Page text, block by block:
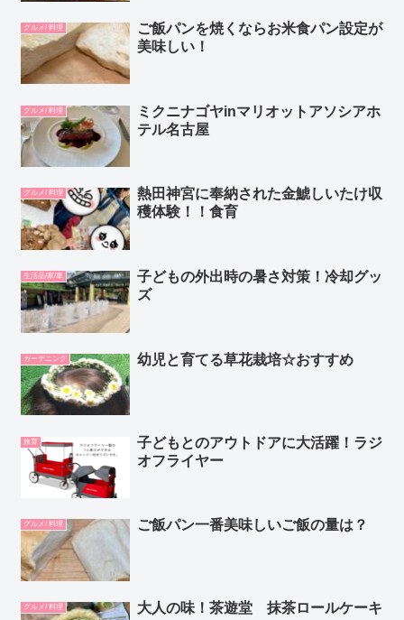
グルメ/ 料理
ご飯パンを焼くならお米食パン設定が
美味しい！
グルメ/ 料理
ミクニナゴヤinマリオットアソシアホ
テル名古屋
グルメ/ 料理
熱田神宮に奉納された金鯱しいたけ収
穫体験！！食育
生活品/家/車
子どもの外出時の暑さ対策！冷却グッ
ズ
ガーデニング 幼児と育てる草花栽培☆おすすめ
旅育
子どもとのアウトドアに大活躍！ラジ
オフライヤー
グルメ/ 料理 ご飯パン一番美味しいご飯の量は？
グルメ/ 料理 大人の味！茶遊堂 抹茶ロールケーキ